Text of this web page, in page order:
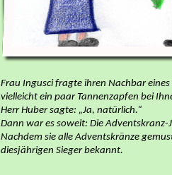
Frau Ingusci fragte ihren Nachbar eines
vielleicht ein paar Tannenzapfen bei
Herr Huber sagte: „Ja, natürlich.“
Dann war es soweit: Die Adventskranz-
Nachdem sie alle Adventskränze
diesjährigen Sieger bekannt.